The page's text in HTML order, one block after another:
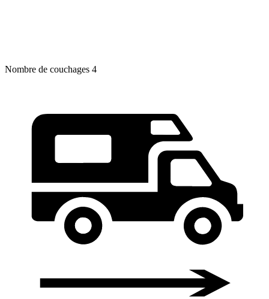
Nombre de couchages 4